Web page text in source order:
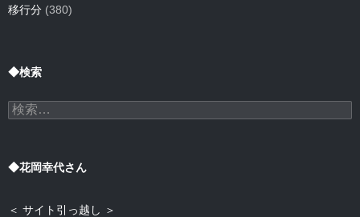
移行分 (380)
◆検索
検
索:
◆花岡幸代さん
＜ サイト引っ越し ＞